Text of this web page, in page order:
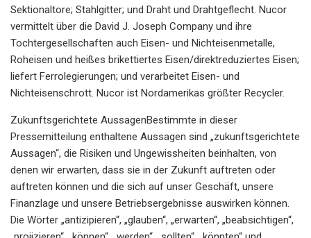
Sektionaltore; Stahlgitter; und Draht und Drahtgeflecht. Nucor
vermittelt über die David J. Joseph Company und ihre
Tochtergesellschaften auch Eisen- und Nichteisenmetalle,
Roheisen und heißes brikettiertes Eisen/direktreduziertes Eisen;
liefert Ferrolegierungen; und verarbeitet Eisen- und
Nichteisenschrott. Nucor ist Nordamerikas größter Recycler.
Zukunftsgerichtete AussagenBestimmte in dieser
Pressemitteilung enthaltene Aussagen sind „zukunftsgerichtete
Aussagen“, die Risiken und Ungewissheiten beinhalten, von
denen wir erwarten, dass sie in der Zukunft auftreten oder
auftreten können und die sich auf unser Geschäft, unsere
Finanzlage und unsere Betriebsergebnisse auswirken können.
Die Wörter „antizipieren“, „glauben“, „erwarten“, „beabsichtigen“,